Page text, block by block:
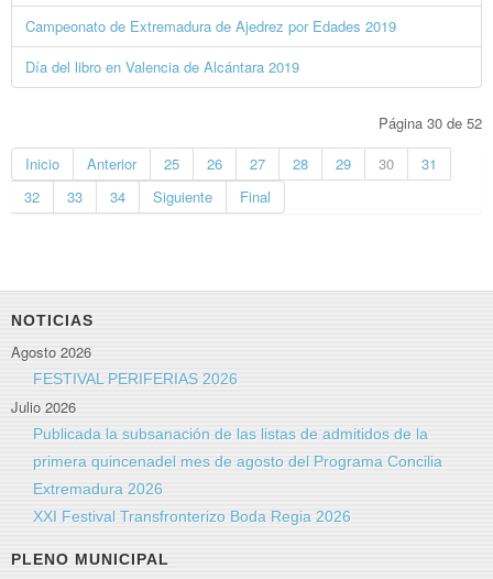
Campeonato de Extremadura de Ajedrez por Edades 2019
Día del libro en Valencia de Alcántara 2019
Página 30 de 52
Inicio
Anterior 25 26 27 28 29 30
31
32
33 34 Siguiente Final
NOTICIAS
Agosto 2026
FESTIVAL PERIFERIAS 2026
Julio 2026
Publicada la subsanación de las listas de admitidos de la
primera quincenadel mes de agosto del Programa Concilia
Extremadura 2026
XXI Festival Transfronterizo Boda Regia 2026
PLENO MUNICIPAL